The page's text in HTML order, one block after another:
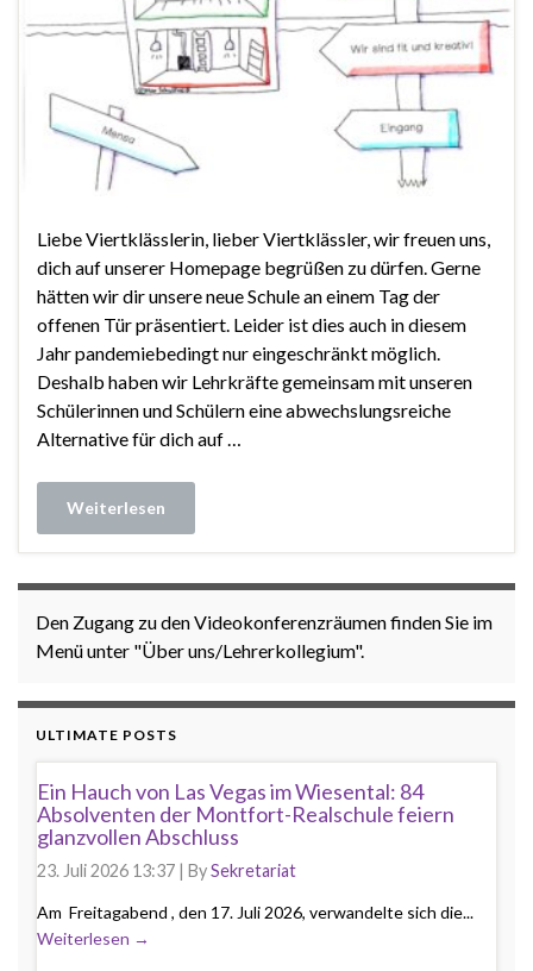
Liebe Viertklässlerin, lieber Viertklässler, wir freuen uns,
dich auf unserer Homepage begrüßen zu dürfen. Gerne
hätten wir dir unsere neue Schule an einem Tag der
offenen Tür präsentiert. Leider ist dies auch in diesem
Jahr pandemiebedingt nur eingeschränkt möglich.
Deshalb haben wir Lehrkräfte gemeinsam mit unseren
Schülerinnen und Schülern eine abwechslungsreiche
Alternative für dich auf …
Weiterlesen
Den Zugang zu den Videokonferenzräumen finden Sie im
Menü unter "Über uns/Lehrerkollegium".
ULTIMATE POSTS
Ein Hauch von Las Vegas im Wiesental: 84
Absolventen der Montfort-Realschule feiern
glanzvollen Abschluss
23. Juli 2026 13:37 | BySekretariat
Am Freitagabend , den 17. Juli 2026, verwandelte sich die...
Weiterlesen →